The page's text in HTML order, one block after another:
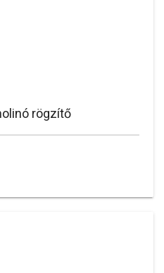
rögzítő